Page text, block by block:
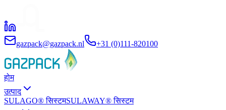
gazpack@gazpack.nl +31 (0)111-820100
होम
उत्पाद
SULAGO® सिस्टमSULAWAY® सिस्टम